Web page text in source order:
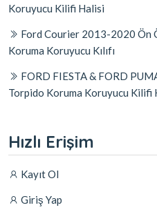
Koruyucu Kilifi Halisi
Ford Courier 2013-2020 Ön
Koruma Koruyucu Kılıfı
FORD FIESTA & FORD
Torpido Koruma Koruyucu Kilifi
Hızlı Erişim
Kayıt Ol
Giriş Yap